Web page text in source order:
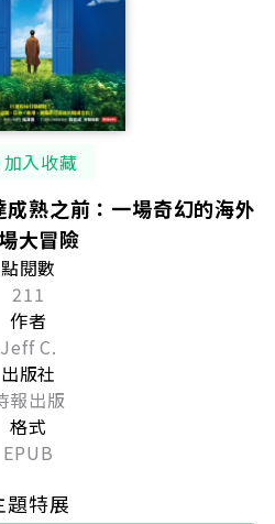
加入收藏
熟之前：一場奇幻的海外
大冒險
點閱數
211
作者
Jeff C.
出版社
報出版
格式
EPUB
題特展